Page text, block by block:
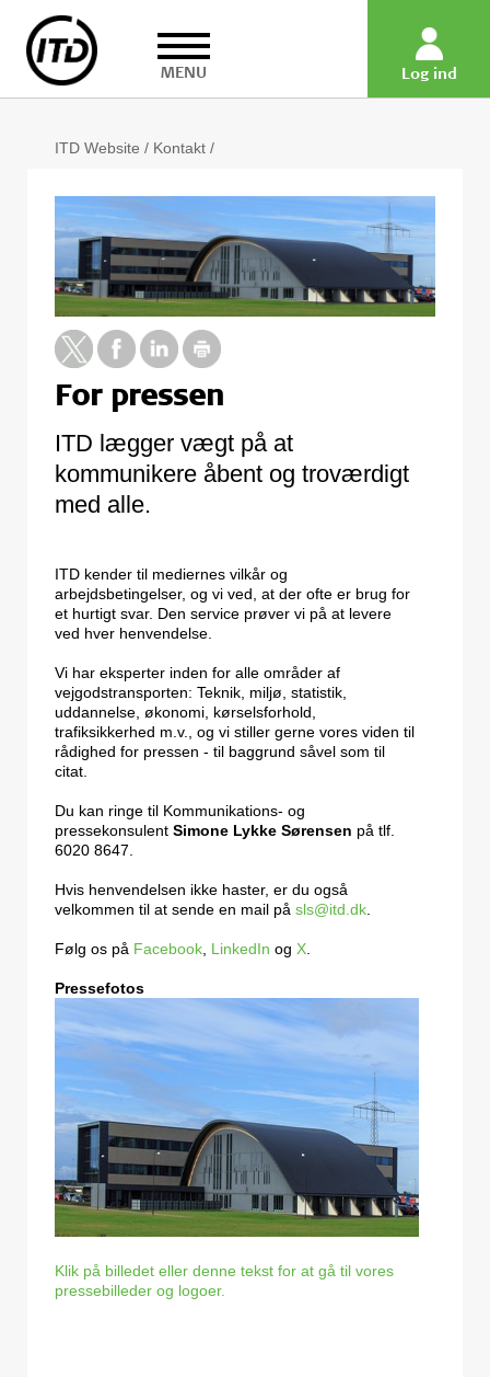
MENU Log ind
ITD Website / Kontakt /
For pressen
ITD lægger vægt på at
kommunikere åbent og troværdigt
med alle.
ITD kender til mediernes vilkår og
arbejdsbetingelser, og vi ved, at der ofte er brug for
et hurtigt svar. Den service prøver vi på at levere
ved hver henvendelse.
Vi har eksperter inden for alle områder af
vejgodstransporten: Teknik, miljø, statistik,
uddannelse, økonomi, kørselsforhold,
trafiksikkerhed m.v., og vi stiller gerne vores viden til
rådighed for pressen - til baggrund såvel som til
citat.
Du kan ringe til Kommunikations- og
pressekonsulent Simone Lykke Sørensen på tlf.
6020 8647.
Hvis henvendelsen ikke haster, er du også
velkommen til at sende en mail på sls@itd.dk
Følg os på Facebook LinkedIn og X
Pressefotos
Klik på billedet eller denne tekst for at gå til vores
pressebilleder og logoer.